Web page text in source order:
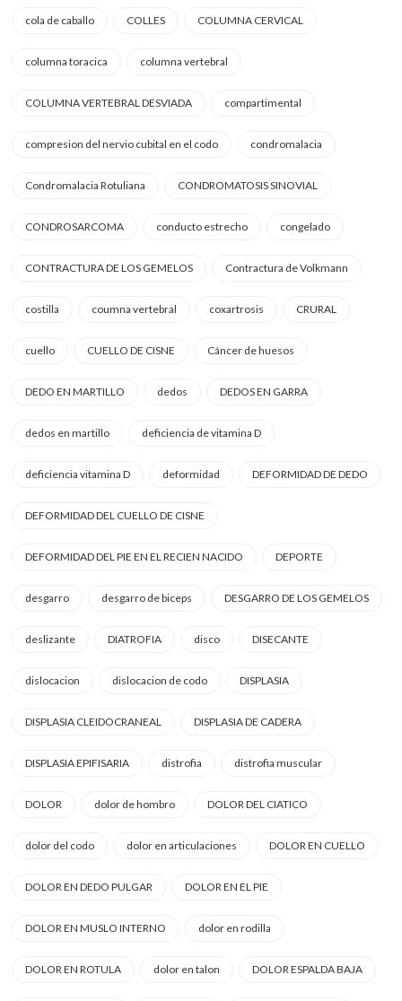
cola de caballo COLLES COLUMNA CERVICAL
columna toracica columna vertebral
COLUMNA VERTEBRAL DESVIADA compartimental
compresion del nervio cubital en el codo condromalacia
Condromalacia Rotuliana CONDROMATOSIS SINOVIAL
CONDROSARCOMA conducto estrecho congelado
CONTRACTURA DE LOS GEMELOS Contractura de Volkmann
costilla coumna vertebral coxartrosis CRURAL
cuello CUELLO DE CISNE Cáncer de huesos
DEDO EN MARTILLO dedos DEDOS EN GARRA
dedos en martillo deficiencia de vitamina D
deficiencia vitamina D deformidad DEFORMIDAD DE DEDO
DEFORMIDAD DEL CUELLO DE CISNE
DEFORMIDAD DEL PIE EN EL RECIEN NACIDO DEPORTE
desgarro desgarro de biceps DESGARRO DE LOS GEMELOS
deslizante DIATROFIA disco DISECANTE
dislocacion dislocacion de codo DISPLASIA
DISPLASIA CLEIDOCRANEAL DISPLASIA DE CADERA
DISPLASIA EPIFISARIA distrofia distrofia muscular
DOLOR dolor de hombro DOLOR DEL CIATICO
dolor del codo dolor en articulaciones DOLOR EN CUELLO
DOLOR EN DEDO PULGAR DOLOR EN EL PIE
DOLOR EN MUSLO INTERNO dolor en rodilla
DOLOR EN ROTULA dolor en talon DOLOR ESPALDA BAJA